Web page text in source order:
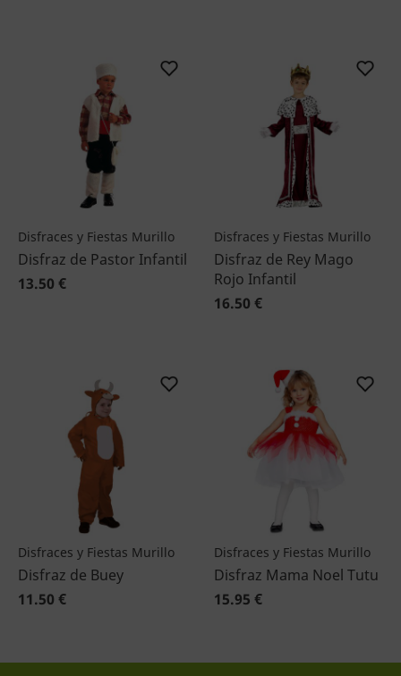
Disfraces y Fiestas Murillo
Disfraz de Pastor Infantil
13.50 €
Disfraces y Fiestas Murillo
Disfraz de Rey Mago
Rojo Infantil
16.50 €
Disfraces y Fiestas Murillo
Disfraz de Buey
11.50 €
Disfraces y Fiestas Murillo
Disfraz Mama Noel Tutu
15.95 €